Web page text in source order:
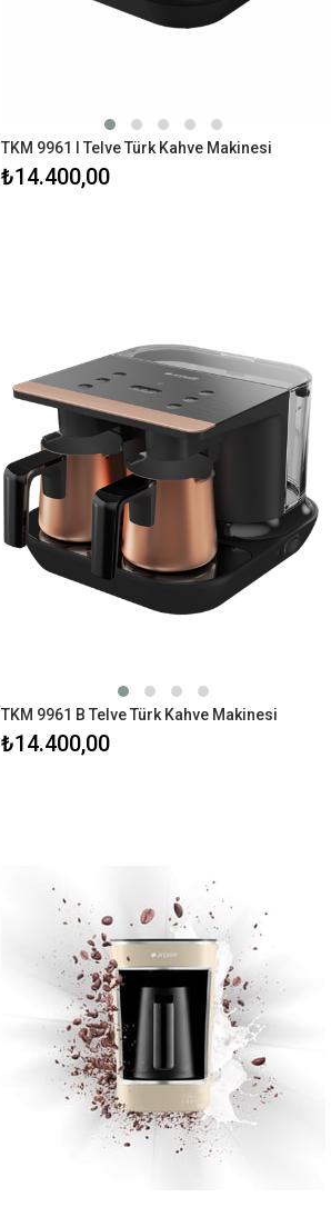
TKM 9961 I Telve Türk Kahve Makinesi
₺14.400,00
TKM 9961 B Telve Türk Kahve Makinesi
₺14.400,00